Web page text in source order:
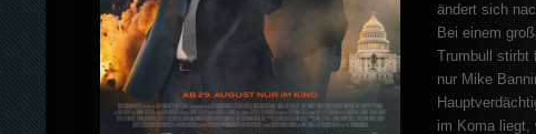
ändert sich
Bei einem
Trumbull stirbt
nur Mike
im Koma liegt,